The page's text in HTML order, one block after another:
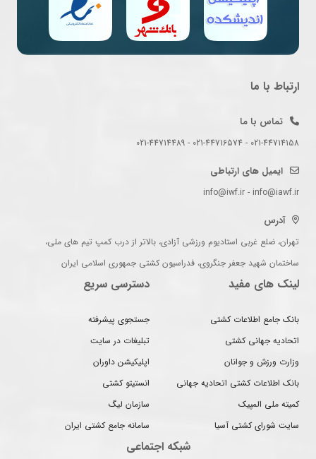
ارتباط با ما
تماس با ما
021-44714158 - 021-44716574 - 021-44714489
ایمیل های ارتباطی
info@iwf.ir - info@iawf.ir
آدرس
تهران، ضلع غربی استادیوم ورزشی آزادی، بالاتر از درب کمپ تیم های ملی،
ساختمان شهید جعفر جنگروی، فدراسیون کشتی جمهوری اسلامی ایران
لینک های مفید
بانک جامع اطلاعات کشتی
اتحادیه جهانی کشتی
وزارت ورزش و جوانان
بانک اطلاعات کشتی اتحادیه جهانی
کمیته ملی المپیک
سایت شورای کشتی آسیا
دسترسی سریع
جستجوی پیشرفته
تبلیغات در سایت
اپلیکیشن داوران
انستیتو کشتی
سازمان لیگ
سامانه جامع کشتی ایران
شبکه اجتماعی